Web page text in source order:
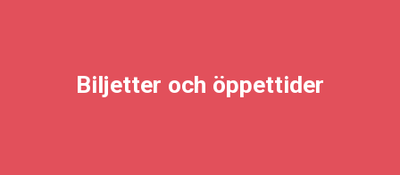
Biljetter och öppettider